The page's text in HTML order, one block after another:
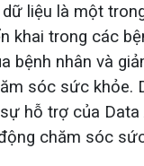
liệu là một
khai trong các
bệnh nhân và
sóc sức khỏe.
hỗ trợ của
chăm sóc